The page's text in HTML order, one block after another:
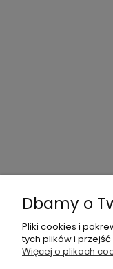
Dbamy o
Pliki cookies i
tych plików i
Więcej o plikach